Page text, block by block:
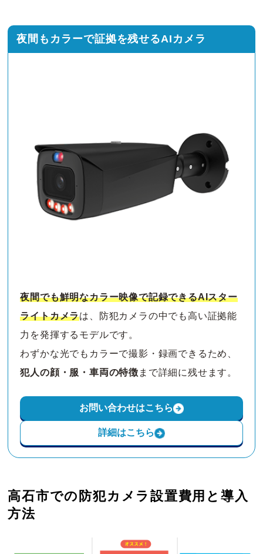
夜間もカラーで証拠を残せるAIカメラ
夜間でも鮮明なカラー映像で記録できるAIスター
ライトカメラは、防犯カメラの中でも高い証拠能
力を発揮するモデルです。
わずかな光でもカラーで撮影・録画できるため、
犯人の顔・服・車両の特徴 まで詳細に残せます。
お問い合わせはこちら
詳細はこちら
高石市での防犯カメラ設置費用と導入
方法